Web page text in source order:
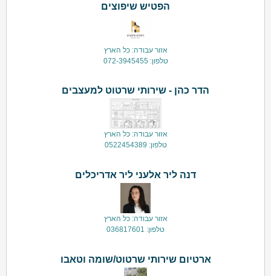
הפטיש שיפוצים
אזור עבודה: כל הארץ
טלפון: 072-3945455
הדר כהן - שירותי שרטוט למעצבים
אזור עבודה: כל הארץ
טלפון: 0522454389
דנה ליר אלעני ליר אדריכלים
אזור עבודה: כל הארץ
טלפון: 036817601
ארטיום שירותי שרטוט/שומה וטאבו